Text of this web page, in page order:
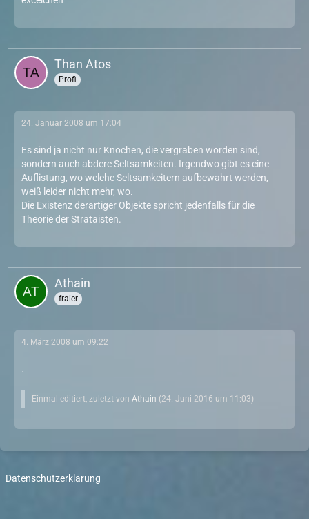
Than Atos
Profi
24. Januar 2008 um 17:04
Es sind ja nicht nur Knochen, die vergraben worden sind,
sondern auch abdere Seltsamkeiten. Irgendwo gibt es eine
Auflistung, wo welche Seltsamkeitern aufbewahrt werden,
weiß leider nicht mehr, wo.
Die Existenz derartiger Objekte spricht jedenfalls für die
Theorie der Strataisten.
Athain
fraier
4. März 2008 um 09:22
.
Einmal editiert, zuletzt von Athain (24. Juni 2016 um 11:03)
Datenschutzerklärung